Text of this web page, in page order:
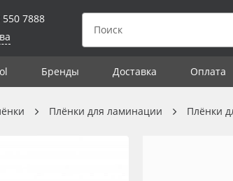
550 7888
Бренды Доставка Оплата
Плёнки для ламинации Плёнки